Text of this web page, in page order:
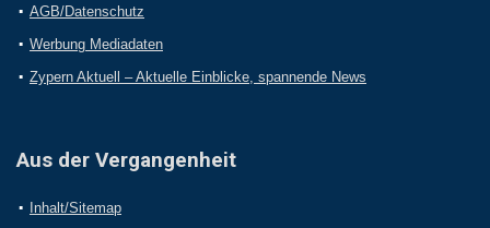
AGB/Datenschutz
Werbung Mediadaten
Zypern Aktuell – Aktuelle Einblicke, spannende News
Aus der Vergangenheit
Inhalt/Sitemap